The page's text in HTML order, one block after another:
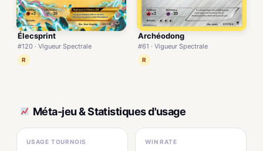
Élecsprint
#120 · Vigueur Spectrale
R
Archéodong
#61 · Vigueur Spectrale
R
Méta-jeu & Statistiques d'usage
USAGE TOURNOIS WIN RATE